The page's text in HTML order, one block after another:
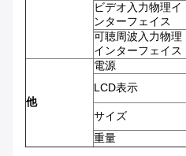
ビデオ入力物理イ
ンターフェイス
可聴周波入力物理
インターフェイス
他
電源
LCD表示
サイズ
重量